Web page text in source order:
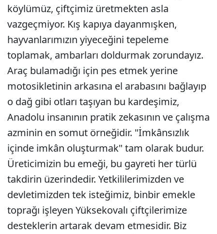
köylümüz, çiftçimiz üretmekten asla
vazgeçmiyor. Kış kapıya dayanmışken,
hayvanlarımızın yiyeceğini tepeleme
toplamak, ambarları doldurmak zorundayız.
Araç bulamadığı için pes etmek yerine
motosikletinin arkasına el arabasını bağlayıp
o dağ gibi otları taşıyan bu kardeşimiz,
Anadolu insanının pratik zekasının ve çalışma
azminin en somut örneğidir. "İmkânsızlık
içinde imkân oluşturmak" tam olarak budur.
Üreticimizin bu emeği, bu gayreti her türlü
takdirin üzerindedir. Yetkililerimizden ve
devletimizden tek isteğimiz, binbir emekle
toprağı işleyen Yüksekovalı çiftçilerimize
desteklerin artarak devam etmesidir. Biz